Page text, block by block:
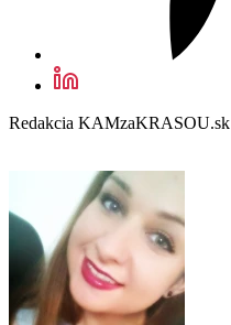
Redakcia KAMzaKRASOU.sk